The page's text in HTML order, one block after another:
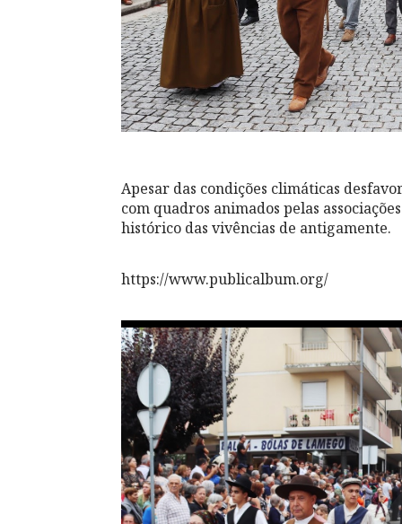
Apesar das condições climáticas
com quadros animados pelas
histórico das vivências de antigamente.
https://www.publicalbum.org/